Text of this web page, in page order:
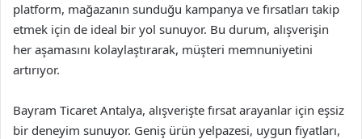
platform, mağazanın sunduğu kampanya ve fırsatları takip
etmek için de ideal bir yol sunuyor. Bu durum, alışverişin
her aşamasını kolaylaştırarak, müşteri memnuniyetini
artırıyor.
Bayram Ticaret Antalya, alışverişte fırsat arayanlar için eşsiz
bir deneyim sunuyor. Geniş ürün yelpazesi, uygun fiyatları,